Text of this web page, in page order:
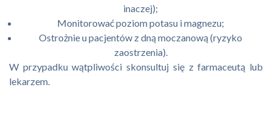
inaczej);
Monitorować poziom potasu i magnezu;
Ostrożnie u pacjentów z dną moczanową (ryzyko
zaostrzenia).
W przypadku wątpliwości skonsultuj się z farmaceutą lub
lekarzem.